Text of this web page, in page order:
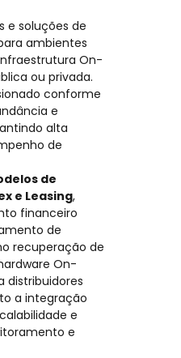
e soluções de
ambientes
On-
ou privada.
conforme
e
alta
de
de
e Leasing,
financeiro
de
recuperação de
On-
distribuidores
a integração
e
e